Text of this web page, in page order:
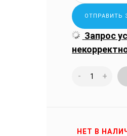
Запрос
- +
НЕТ В